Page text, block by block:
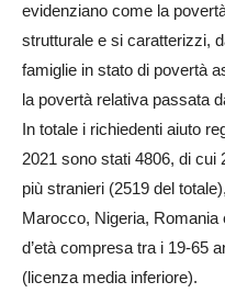
evidenziano come la
strutturale e si caratterizzi,
famiglie in stato di povertà
la povertà relativa passata
In totale i richiedenti aiuto
2021 sono stati 4806, di cui
più stranieri (2519 del
Marocco, Nigeria, Romania
d’età compresa tra i 19-65
(licenza media inferiore).